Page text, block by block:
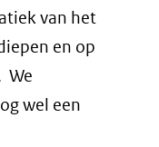
van het
en op
We
wel een